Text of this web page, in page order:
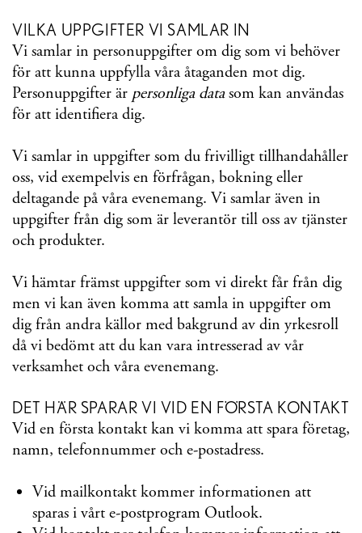
VILKA UPPGIFTER VI SAMLAR IN
Vi samlar in personuppgifter om dig som vi behöver
för att kunna uppfylla våra åtaganden mot dig.
Personuppgifter är personliga datasom kan användas
för att identifiera dig.
Vi samlar in uppgifter som du frivilligt tillhandahåller
oss, vid exempelvis en förfrågan, bokning eller
deltagande på våra evenemang. Vi samlar även in
uppgifter från dig som är leverantör till oss av tjänster
och produkter.
Vi hämtar främst uppgifter som vi direkt får från dig
men vi kan även komma att samla in uppgifter om
dig från andra källor med bakgrund av din yrkesroll
då vi bedömt att du kan vara intresserad av vår
verksamhet och våra evenemang.
DET HÄR SPARAR VI VID EN FÖRSTA KONTAKT
Vid en första kontakt kan vi komma att spara företag,
namn, telefonnummer och e-postadress.
Vid mailkontakt kommer informationen att
sparas i vårt e-postprogram Outlook.